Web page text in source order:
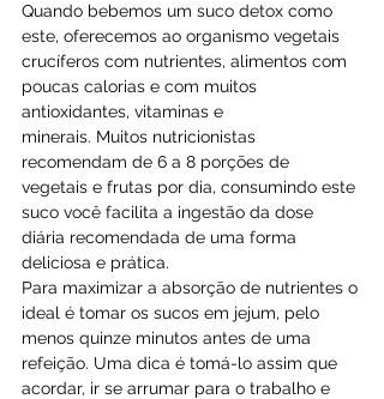
Quando bebemos um suco detox como
este, oferecemos ao organismo vegetais
crucíferos com nutrientes, alimentos com
poucas calorias e com muitos
antioxidantes, vitaminas e
minerais. Muitos nutricionistas
recomendam de 6 a 8 porções de
vegetais e frutas por dia, consumindo este
suco você facilita a ingestão da dose
diária recomendada de uma forma
deliciosa e prática.
Para maximizar a absorção de nutrientes o
ideal é tomar os sucos em jejum, pelo
menos quinze minutos antes de uma
refeição. Uma dica é tomá-lo assim que
acordar, ir se arrumar para o trabalho e